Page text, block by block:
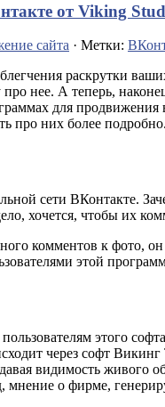
от Viking
сайта · Метки:
раскрутки
нее. А теперь,
для продвижения
про них более подробно.
сети ВКонтакте.
хочется, чтобы их
комментов к фото,
этой
этого
через софт
видимость живого
мнение о фирме,